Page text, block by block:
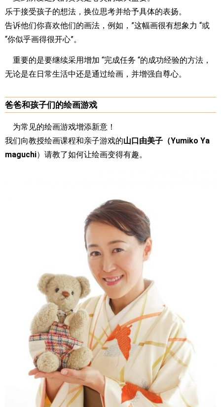
乐于接受孩子的想法，换位思考并给予具体的表扬。
告诉他们你喜欢他们的画法，例如，”这幅画很有想象力 “或
“你似乎画得很开心”。
重要的是要继续采用增加 “完成任务 “的成功经验的方法，
无论是在日常生活中还是通过绘画，并增强自尊心。
爸爸和孩子们的绘画游戏
为常见的绘画游戏增添新意！
我们向教授绘画课程和亲子游戏的山口由美子（Yumiko Ya
maguchi）请教了如何让绘画变得有趣。